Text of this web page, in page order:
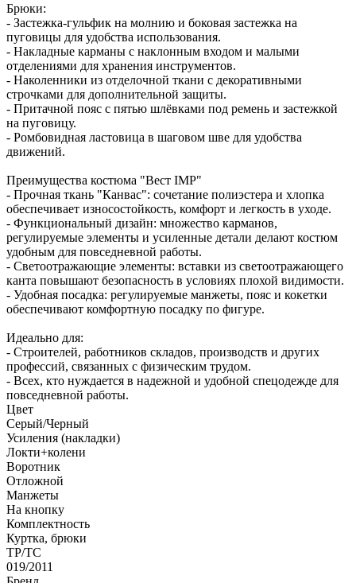
Брюки:
- Застежка-гульфик на молнию и боковая застежка на
пуговицы для удобства использования.
- Накладные карманы с наклонным входом и малыми
отделениями для хранения инструментов.
- Наколенники из отделочной ткани с декоративными
строчками для дополнительной защиты.
- Притачной пояс с пятью шлёвками под ремень и застежкой
на пуговицу.
- Ромбовидная ластовица в шаговом шве для удобства
движений.
Преимущества костюма "Вест IMP"
- Прочная ткань "Канвас": сочетание полиэстера и хлопка
обеспечивает износостойкость, комфорт и легкость в уходе.
- Функциональный дизайн: множество карманов,
регулируемые элементы и усиленные детали делают костюм
удобным для повседневной работы.
- Светоотражающие элементы: вставки из светоотражающего
канта повышают безопасность в условиях плохой видимости.
- Удобная посадка: регулируемые манжеты, пояс и кокетки
обеспечивают комфортную посадку по фигуре.
Идеально для:
- Строителей, работников складов, производств и других
профессий, связанных с физическим трудом.
- Всех, кто нуждается в надежной и удобной спецодежде для
повседневной работы.
Цвет
Серый/Черный
Усиления (накладки)
Локти+колени
Воротник
Отложной
Манжеты
На кнопку
Комплектность
Куртка, брюки
ТР/ТС
019/2011